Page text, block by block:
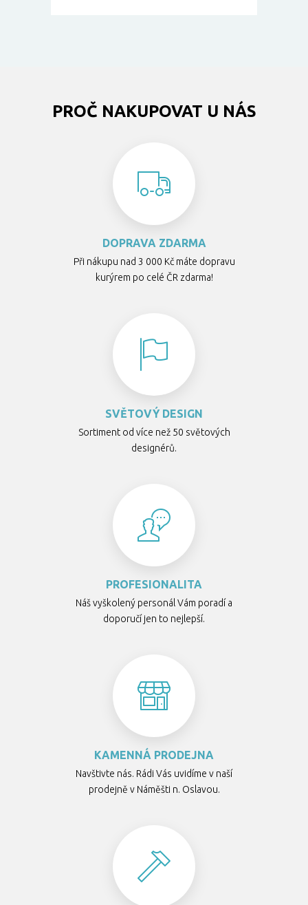
PROČ NAKUPOVAT U NÁS
DOPRAVA ZDARMA
Při nákupu nad 3 000 Kč máte dopravu
kurýrem po celé ČR zdarma!
SVĚTOVÝ DESIGN
Sortiment od více než 50 světových
designérů.
PROFESIONALITA
Náš vyškolený personál Vám poradí a
doporučí jen to nejlepší.
KAMENNÁ PRODEJNA
Navštivte nás. Rádi Vás uvidíme v naší
prodejně v Náměšti n. Oslavou.